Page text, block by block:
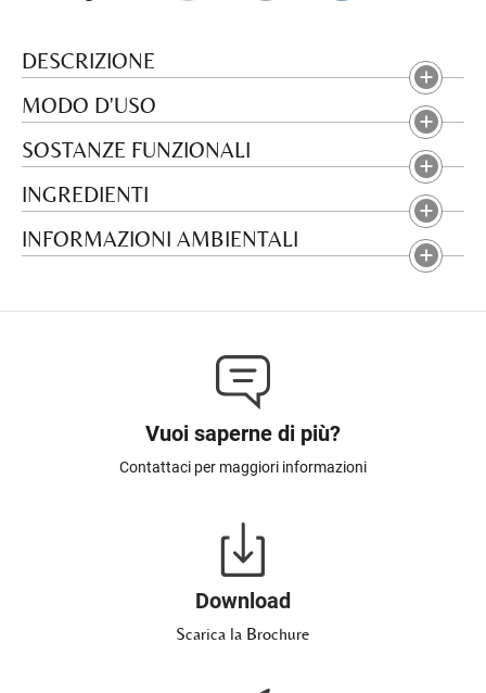
DESCRIZIONE
MODO D'USO
SOSTANZE FUNZIONALI
INGREDIENTI
INFORMAZIONI AMBIENTALI
Vuoi saperne di più?
Contattaci per maggiori informazioni
Download
Scarica la Brochure